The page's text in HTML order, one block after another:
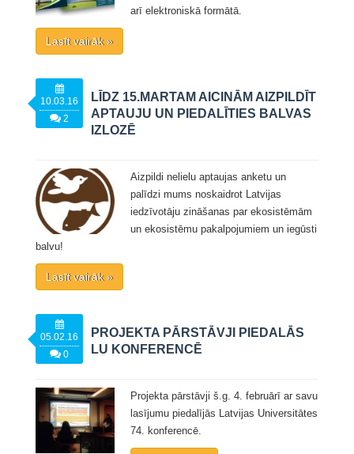
arī elektroniskā formātā.
Lasīt vairāk »
10.03.16
2
LĪDZ 15.MARTAM AICINĀM AIZPILDĪT
APTAUJU UN PIEDALĪTIES BALVAS
IZLOZĒ
Aizpildi nelielu aptaujas anketu un
palīdzi mums noskaidrot Latvijas
iedzīvotāju zināšanas par ekosistēmām
un ekosistēmu pakalpojumiem un iegūsti
balvu!
Lasīt vairāk »
05.02.16
0
PROJEKTA PĀRSTĀVJI PIEDALĀS
LU KONFERENCĒ
Projekta pārstāvji š.g. 4. februārī ar savu
lasījumu piedalījās Latvijas Universitātes
74. konferencē.